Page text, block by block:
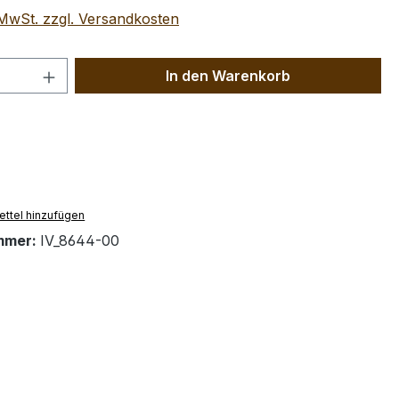
zzgl. Versandkosten
Gib den gewünschten Wert
In den Warenkorb
hinzufügen
IV_8644-00